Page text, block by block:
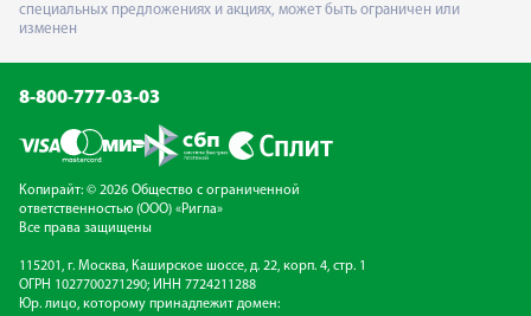
специальных предложениях и акциях, может быть ограничен или
изменен
8-800-777-03-03
Копирайт: © 2026 Общество с ограниченной
ответственностью (ООО) «Ригла»
Все права защищены
115201, г. Москва, Каширское шоссе, д. 22, корп. 4, стр. 1
ОГРН 1027700271290; ИНН 7724211288
Юр. лицо, которому принадлежит домен: